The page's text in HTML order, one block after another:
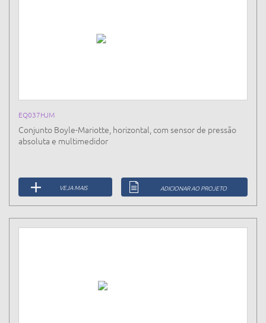
EQ037HJM
Conjunto Boyle-Mariotte, horizontal, com sensor de pressão
absoluta e multimedidor
VEJA MAIS ADICIONAR AO PROJETO